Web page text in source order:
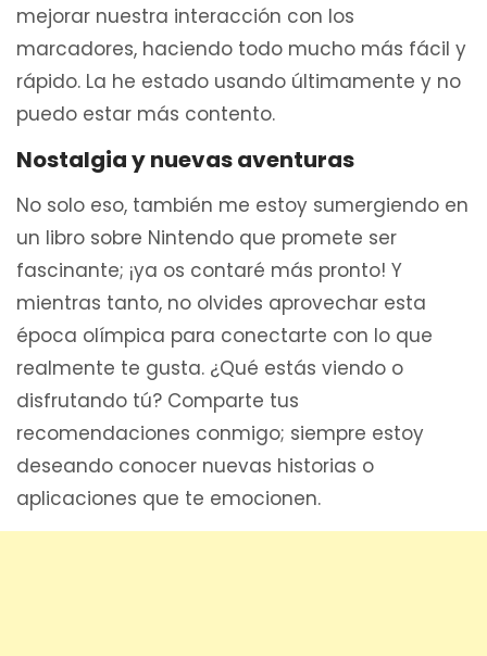
mejorar nuestra interacción con los
marcadores, haciendo todo mucho más fácil y
rápido. La he estado usando últimamente y no
puedo estar más contento.
Nostalgia y nuevas aventuras
No solo eso, también me estoy sumergiendo en
un libro sobre Nintendo que promete ser
fascinante; ¡ya os contaré más pronto! Y
mientras tanto, no olvides aprovechar esta
época olímpica para conectarte con lo que
realmente te gusta. ¿Qué estás viendo o
disfrutando tú? Comparte tus
recomendaciones conmigo; siempre estoy
deseando conocer nuevas historias o
aplicaciones que te emocionen.